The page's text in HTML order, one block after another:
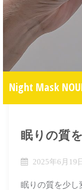
Night Mask
眠りの質
2025年6月19
眠りの質を少し